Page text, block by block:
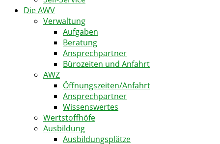
Die AWV
Verwaltung
Aufgaben
Beratung
Ansprechpartner
Bürozeiten und Anfahrt
AWZ
Öffnungszeiten/Anfahrt
Ansprechpartner
Wissenswertes
Wertstoffhöfe
Ausbildung
Ausbildungsplätze